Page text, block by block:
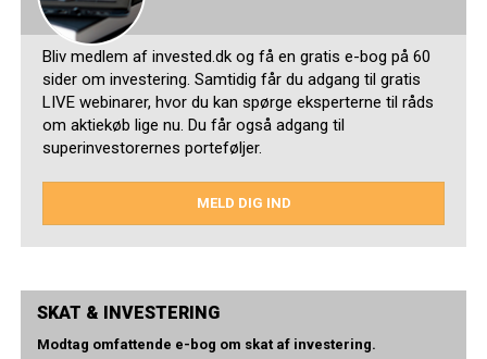
Bliv medlem af invested.dk og få en gratis e-bog på 60
sider om investering. Samtidig får du adgang til gratis
LIVE webinarer, hvor du kan spørge eksperterne til råds
om aktiekøb lige nu. Du får også adgang til
superinvestorernes porteføljer.
MELD DIG IND
SKAT & INVESTERING
Modtag omfattende e-bog om skat af investering.